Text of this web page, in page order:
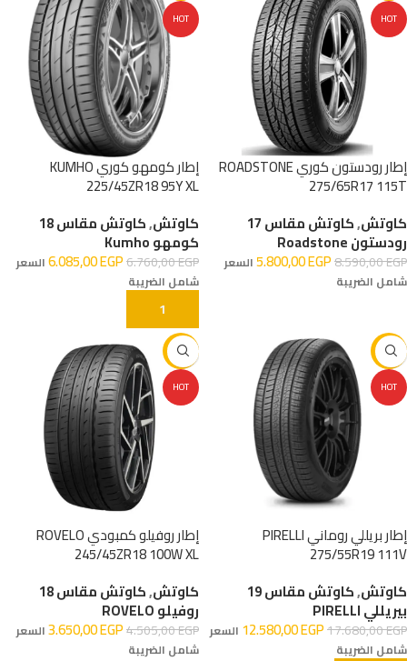
HOT
إطار رودستون كوري ROADSTONE
275/65R17 115T
كاوتش,كاوتش مقاس 17
رودستون Roadstone
8.590,00EGP
5.800,00EGP
السعر
شامل الضريبة
HOT
إطار كومهو كوري KUMHO
225/45ZR18 95Y XL
كاوتش,كاوتش مقاس 18
كومهو Kumho
6.760,00EGP
6.085,00EGP
السعر
شامل الضريبة
إضافة إلى السلة
-29%
HOT
إطار بريللي روماني PIRELLI
275/55R19 111V
كاوتش,كاوتش مقاس 19
بيريللي PIRELLI
17.680,00EGP
12.580,00EGP
السعر
شامل الضريبة
-19%
HOT
إطار روفيلو كمبودي ROVELO
245/45ZR18 100W XL
كاوتش,كاوتش مقاس 18
روفيلو ROVELO
4.505,00EGP
3.650,00EGP
السعر
شامل الضريبة